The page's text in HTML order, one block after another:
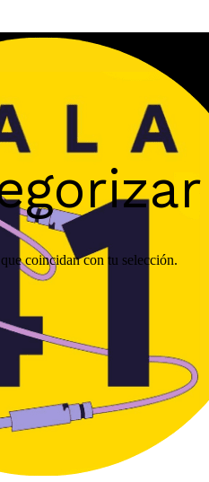
coincidan con tu selección.